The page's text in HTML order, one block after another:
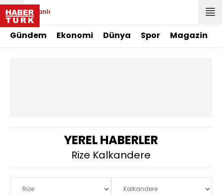
Canlı
Gündem Ekonomi Dünya Spor Magazin
YEREL HABERLER
Rize Kalkandere